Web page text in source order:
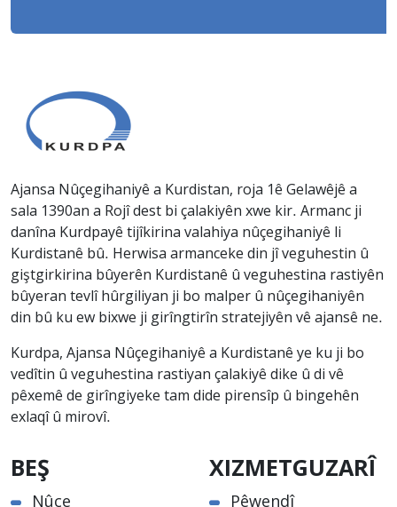
Ajansa Nûçegihaniyê a Kurdistan, roja 1ê Gelawêjê a
sala 1390an a Rojî dest bi çalakiyên xwe kir. Armanc ji
danîna Kurdpayê tijîkirina valahiya nûçegihaniyê li
Kurdistanê bû. Herwisa armanceke din jî veguhestin û
giştgirkirina bûyerên Kurdistanê û veguhestina rastiyên
bûyeran tevlî hûrgiliyan ji bo malper û nûçegihaniyên
din bû ku ew bixwe ji girîngtirîn stratejiyên vê ajansê ne.
Kurdpa, Ajansa Nûçegihaniyê a Kurdistanê ye ku ji bo
vedîtin û veguhestina rastiyan çalakiyê dike û di vê
pêxemê de girîngiyeke tam dide pirensîp û bingehên
exlaqî û mirovî.
BEŞ
Nûçe
XIZMETGUZARÎ
Pêwendî